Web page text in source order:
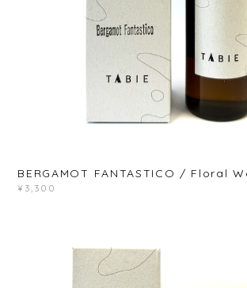
BERGAMOT FANTASTICO / Floral
¥3,300